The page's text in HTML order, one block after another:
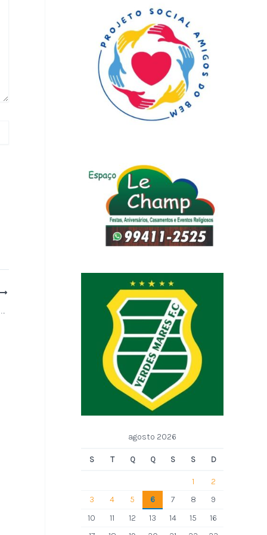
Macaíba é contemplada no novo PAC com CAPS Infanto Juvenil
agosto 2026
S T Q Q S S D
1
2
3
4 5 6 7 8
9
10
11 12 13 14 15
16